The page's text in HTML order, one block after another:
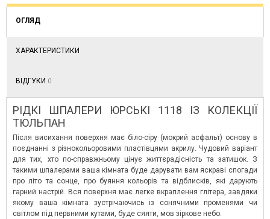
ОГЛЯД
ХАРАКТЕРИСТИКИ
ВІДГУКИ 0
РІДКІ ШПАЛЕРИ ЮРСЬКІ 1118 ІЗ КОЛЕКЦІЇ
ТЮЛЬПАН
Після висихання поверхня має біло-сіру (мокрий асфальт) основу в
поєднанні з різнокольоровими пластівцями акрилу. Чудовий варіант
для тих, хто по-справжньому цінує життєрадісність та затишок. З
такими шпалерами ваша кімната буде дарувати вам яскраві спогади
про літо та сонце, про буяння кольорів та відблисків, які дарують
гарний настрій. Вся поверхня має легке вкраплення глітера, завдяки
якому ваша кімната зустрічаючись із сонячними променями чи
світлом під первними кутами, буде сяяти, мов зіркове небо.